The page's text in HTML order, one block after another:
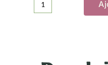
quantité